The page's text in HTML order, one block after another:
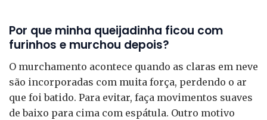
Por que minha queijadinha ficou com
furinhos e murchou depois?
O murchamento acontece quando as claras em neve
são incorporadas com muita força, perdendo o ar
que foi batido. Para evitar, faça movimentos suaves
de baixo para cima com espátula. Outro motivo